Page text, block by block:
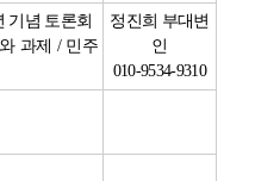
기념 토론회
과제 / 민주
정진희 부대변
인
010-9534-9310